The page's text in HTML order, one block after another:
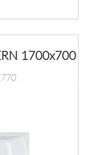
1700х700